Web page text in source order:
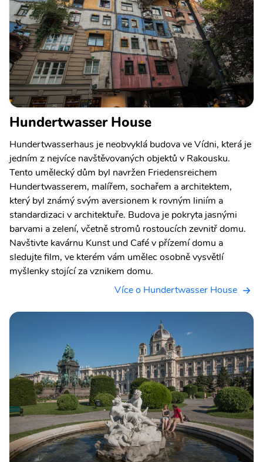
Hundertwasser House
Hundertwasserhaus je neobvyklá budova ve Vídni, která je
jedním z nejvíce navštěvovaných objektů v Rakousku.
Tento umělecký dům byl navržen Friedensreichem
Hundertwasserem, malířem, sochařem a architektem,
který byl známý svým aversionem k rovným liniím a
standardizaci v architektuře. Budova je pokryta jasnými
barvami a zelení, včetně stromů rostoucích zevnitř domu.
Navštivte kavárnu Kunst und Café v přízemí domu a
sledujte film, ve kterém vám umělec osobně vysvětlí
myšlenky stojící za vznikem domu.
Více o Hundertwasser House